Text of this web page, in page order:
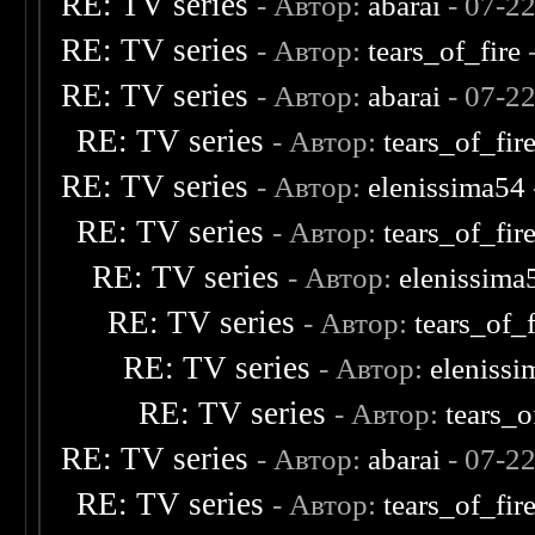
RE: TV series - Автор:tears_of_fire
RE: TV series - Автор: abarai - 07-
RE: TV series - Автор:
RE: TV series - Автор: elenissima54
RE: TV series - Автор:
RE: TV series - Автор:
RE: TV series - Автор:
RE: TV series - Автор:
RE: TV series - Автор:
RE: TV series - Автор: abarai - 07-
RE: TV series - Автор: